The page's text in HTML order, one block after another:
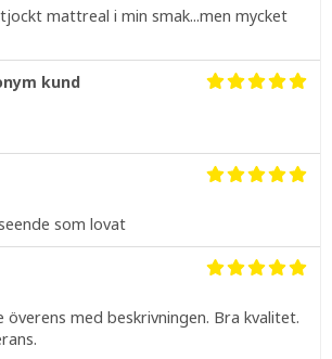
mattreal i min smak...men mycket
kund
som lovat
med beskrivningen. Bra kvalitet.